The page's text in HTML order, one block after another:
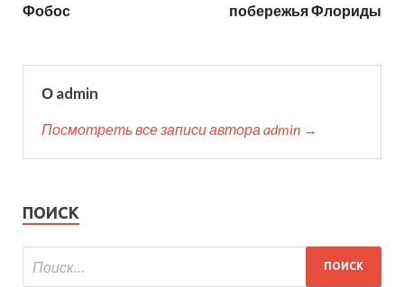
Фобос
побережья Флориды
О admin
Посмотреть все записи автора admin →
ПОИСК